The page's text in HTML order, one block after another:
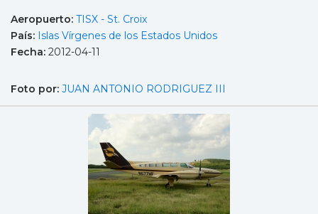
Aeropuerto: TISX - St. Croix
País: Islas Vírgenes de los Estados Unidos
Fecha: 2012-04-11
Foto por: JUAN ANTONIO RODRIGUEZ III